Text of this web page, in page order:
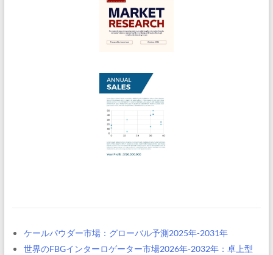
ケールパウダー市場：グローバル予測2025年-2031年
世界のFBGインターロゲーター市場2026年-2032年：卓上型